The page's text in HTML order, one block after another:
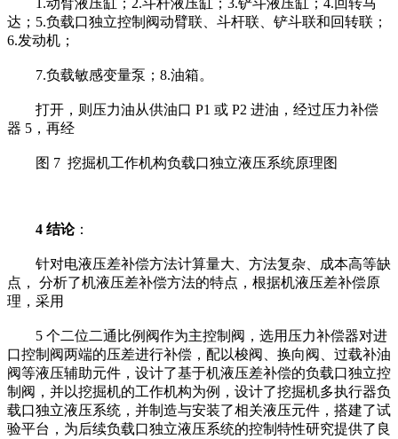
1.动臂液压缸；2.斗杆液压缸；3.铲斗液压缸；4.回转马
达；5.负载口独立控制阀动臂联、斗杆联、铲斗联和回转联；
6.发动机；
7.负载敏感变量泵；8.油箱。
打开，则压力油从供油口 P1 或 P2 进油，经过压力补偿
器 5，再经
图 7 挖掘机工作机构负载口独立液压系统原理图
4 结论：
针对电液压差补偿方法计算量大、方法复杂、成本高等缺
点， 分析了机液压差补偿方法的特点，根据机液压差补偿原
理，采用
5 个二位二通比例阀作为主控制阀，选用压力补偿器对进
口控制阀两端的压差进行补偿，配以梭阀、换向阀、过载补油
阀等液压辅助元件，设计了基于机液压差补偿的负载口独立控
制阀，并以挖掘机的工作机构为例，设计了挖掘机多执行器负
载口独立液压系统，并制造与安装了相关液压元件，搭建了试
验平台，为后续负载口独立液压系统的控制特性研究提供了良